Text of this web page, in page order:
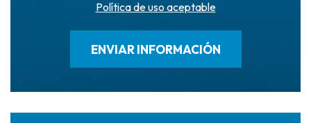
Política de uso aceptable